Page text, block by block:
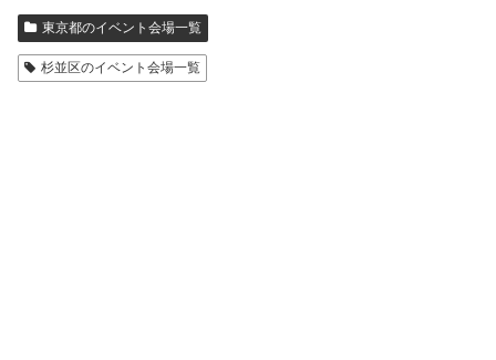
東京都のイベント会場一覧
杉並区のイベント会場一覧